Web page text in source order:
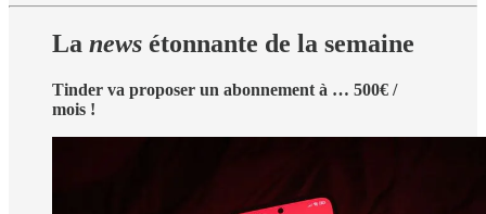
La news étonnante de la semaine
Tinder va proposer un abonnement à … 500€ /
mois !